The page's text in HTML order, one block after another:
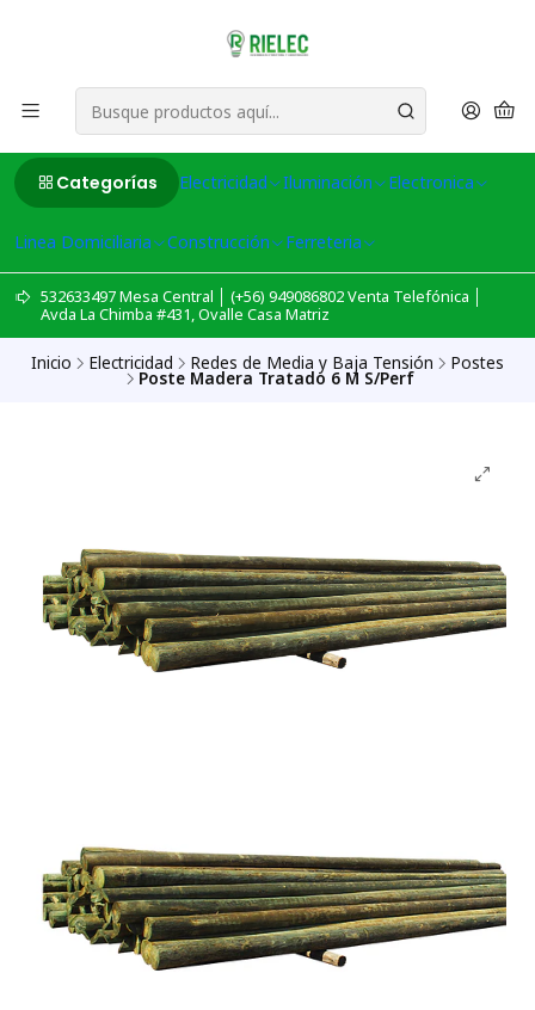
Categorías Electricidad Iluminación Electronica
Linea Domiciliaria Construcción Ferreteria
532633497 Mesa Central │ (+56) 949086802 Venta Telefónica │
Avda La Chimba #431, Ovalle Casa Matriz
Inicio Electricidad Redes de Media y Baja Tensión Postes
Poste Madera Tratado 6 M S/Perf